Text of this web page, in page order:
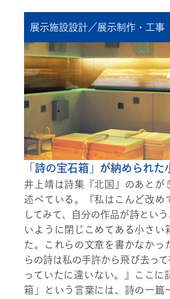
展示施設設計／展示制作・工事
「詩の宝石箱」が納められた
井上靖は詩集『北国』のあとが
述べている。『私はこんど改め
してみて、自分の作品が詩とい
いように閉じこめてある小さい
た。これらの文章を書かなかっ
らの詩は私の手許から飛び去っ
っていたに違いない。』ここに
箱」という言葉には、詩の一篇